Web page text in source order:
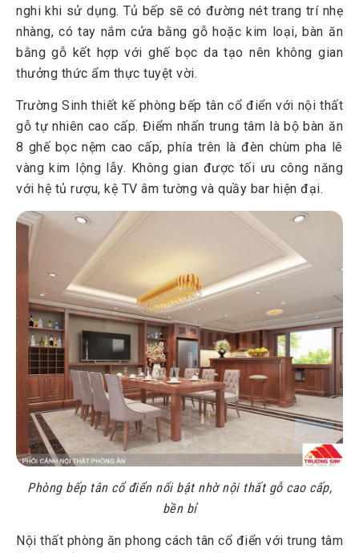
nghi khi sử dụng. Tủ bếp sẽ có đường nét trang trí nhẹ
nhàng, có tay nắm cửa bằng gỗ hoặc kim loại, bàn ăn
bằng gỗ kết hợp với ghế bọc da tạo nên không gian
thưởng thức ẩm thực tuyệt vời.
Trường Sinh thiết kế phòng bếp tân cổ điển với nội thất
gỗ tự nhiên cao cấp. Điểm nhấn trung tâm là bộ bàn ăn
8 ghế bọc nệm cao cấp, phía trên là đèn chùm pha lê
vàng kim lộng lẫy. Không gian được tối ưu công năng
với hệ tủ rượu, kệ TV âm tường và quầy bar hiện đại.
Phòng bếp tân cổ điển nổi bật nhờ nội thất gỗ cao cấp,
bền bỉ
Nội thất phòng ăn phong cách tân cổ điển với trung tâm